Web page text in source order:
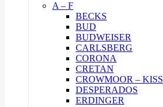
A – F
BECKS
BUD
BUDWEISER
CARLSBERG
CORONA
CRETAN
CROWMOOR – KISS
DESPERADOS
ERDINGER